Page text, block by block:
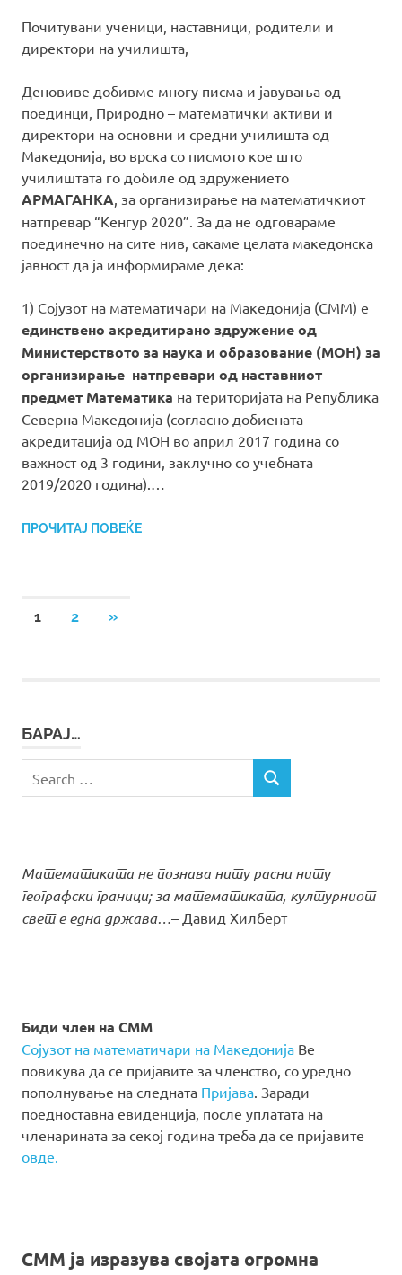
Почитувани ученици, наставници, родители и
директори на училишта,
Деновиве добивме многу писма и јавувања од
поединци, Природно – математички активи и
директори на основни и средни училишта од
Македонија, во врска со писмото кое што
училиштата го добиле од здружението
АРМАГАНКА, за организирање на математичкиот
натпревар “Кенгур 2020”. За да не одговараме
поединечно на сите нив, сакаме целата македонска
јавност да ја информираме дека:
1) Сојузот на математичари на Македонија (СММ) е
единствено акредитирано здружениеод
Министерството за наука и образование (МОН) за
организирање натпревари од наставниот
предмет Математика на територијата на Република
Северна Македонија (согласно добиената
акредитација од МОН во април 2017 година со
важност од 3 години, заклучно со учебната
2019/2020 година).…
ПРОЧИТАЈ ПОВЕЌЕ
Posts
1 2
NEXT
»
БАРАЈ…
for:
SEARCH
Математиката не познава ниту расни ниту
географски граници; за математиката, културниот
свет е една држава…– Давид Хилберт
Биди член на СММ
Сојузот на математичари на Македонија Ве
повикува да се пријавите за членство, со уредно
пополнување на следната Пријава. Заради
поедноставна евиденција, после уплатата на
членарината за секој година треба да се пријавите
овде.
СММ ја изразува својата огромна